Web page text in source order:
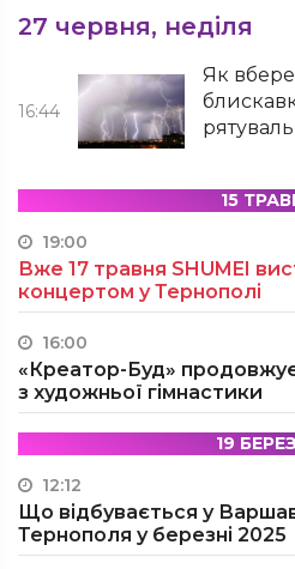
27 червня, неділя
16:44
Як
15
19:00
Вже 17 травня SHUMEI
концертом у Тернополі
16:00
«Креатор-Буд»
з художньої гімнастики
19
12:12
Що відбувається у
Тернополя у березні 2025